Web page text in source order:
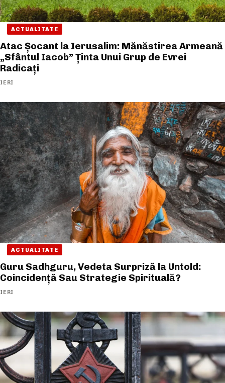
ACTUALITATE
Atac Șocant la Ierusalim: Mănăstirea Armeană
„Sfântul Iacob” Ținta Unui Grup de Evrei
Radicați
IERI
ACTUALITATE
Guru Sadhguru, Vedeta Surpriză la Untold:
Coincidență Sau Strategie Spirituală?
IERI